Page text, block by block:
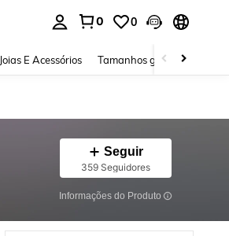
0 0
Joias E Acessórios Tamanhos grandes
Seguir
359 Seguidores
Informações do Produto